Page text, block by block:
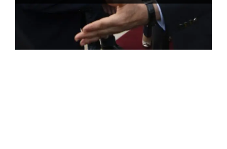
ROSE VALLAND, HEROÏNE DE LA RESISTANCE